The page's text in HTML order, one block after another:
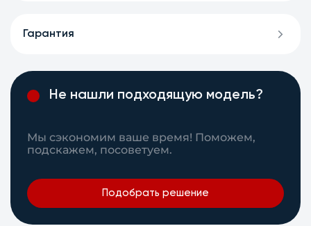
Гарантия
Не нашли подходящую модель?
Мы сэкономим ваше время! Поможем,
подскажем, посоветуем.
Подобрать решение